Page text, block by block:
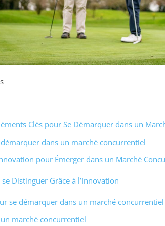
Clés pour Se Démarquer dans un
dans un marché concurrentiel
pour Émerger dans un Marché
Distinguer Grâce à l’Innovation
se démarquer dans un marché concurrentiel
marché concurrentiel